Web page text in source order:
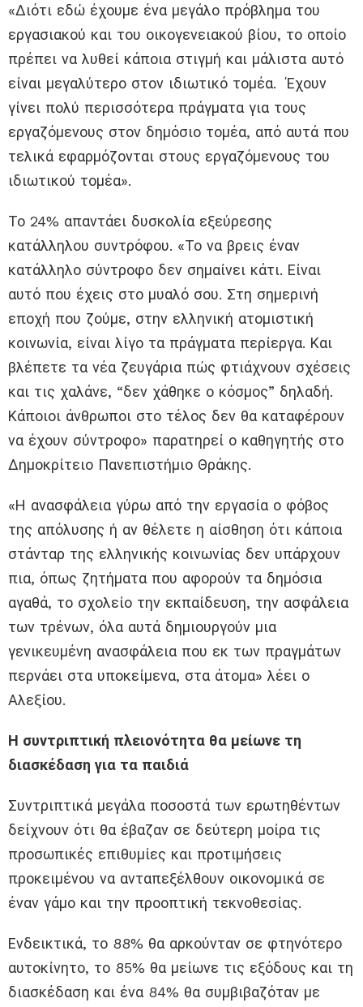
«Διότι εδώ έχουμε ένα μεγάλο πρόβλημα του
εργασιακού και του οικογενειακού βίου, το οποίο
πρέπει να λυθεί κάποια στιγμή και μάλιστα αυτό
είναι μεγαλύτερο στον ιδιωτικό τομέα. Έχουν
γίνει πολύ περισσότερα πράγματα για τους
εργαζόμενους στον δημόσιο τομέα, από αυτά που
τελικά εφαρμόζονται στους εργαζόμενους του
ιδιωτικού τομέα».
Το 24% απαντάει δυσκολία εξεύρεσης
κατάλληλου συντρόφου. «Το να βρεις έναν
κατάλληλο σύντροφο δεν σημαίνει κάτι. Είναι
αυτό που έχεις στο μυαλό σου. Στη σημερινή
εποχή που ζούμε, στην ελληνική ατομιστική
κοινωνία, είναι λίγο τα πράγματα περίεργα. Και
βλέπετε τα νέα ζευγάρια πώς φτιάχνουν σχέσεις
και τις χαλάνε, “δεν χάθηκε ο κόσμος” δηλαδή.
Κάποιοι άνθρωποι στο τέλος δεν θα καταφέρουν
να έχουν σύντροφο» παρατηρεί ο καθηγητής στο
Δημοκρίτειο Πανεπιστήμιο Θράκης.
«Η ανασφάλεια γύρω από την εργασία ο φόβος
της απόλυσης ή αν θέλετε η αίσθηση ότι κάποια
στάνταρ της ελληνικής κοινωνίας δεν υπάρχουν
πια, όπως ζητήματα που αφορούν τα δημόσια
αγαθά, το σχολείο την εκπαίδευση, την ασφάλεια
των τρένων, όλα αυτά δημιουργούν μια
γενικευμένη ανασφάλεια που εκ των πραγμάτων
περνάει στα υποκείμενα, στα άτομα» λέει ο
Αλεξίου.
Η συντριπτική πλειονότητα θα μείωνε τη
διασκέδαση για τα παιδιά
Συντριπτικά μεγάλα ποσοστά των ερωτηθέντων
δείχνουν ότι θα έβαζαν σε δεύτερη μοίρα τις
προσωπικές επιθυμίες και προτιμήσεις
προκειμένου να ανταπεξέλθουν οικονομικά σε
έναν γάμο και την προοπτική τεκνοθεσίας.
Ενδεικτικά, το 88% θα αρκούνταν σε φτηνότερο
αυτοκίνητο, το 85% θα μείωνε τις εξόδους και τη
διασκέδαση και ένα 84% θα συμβιβαζόταν με